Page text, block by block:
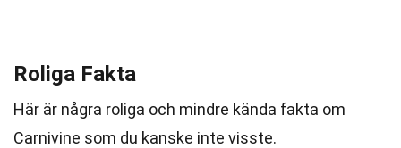
Roliga Fakta
Här är några roliga och mindre kända fakta om
Carnivine som du kanske inte visste.